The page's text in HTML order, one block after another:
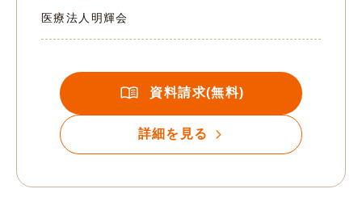
医療法人明輝会
資料請求(無料)
詳細を見る